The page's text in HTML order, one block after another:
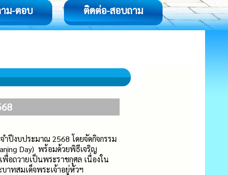
ม-ตอบ ติดต่อ-สอบถาม
ำปีงบประมาณ 2568 โดยจัดกิจกรรม
Day) พร้อมด้วยพิธีเจริญ
อถวายเป็นพระราชกุศล เนื่องใน
าทสมเด็จพระเจ้าอยู่หัวฯ